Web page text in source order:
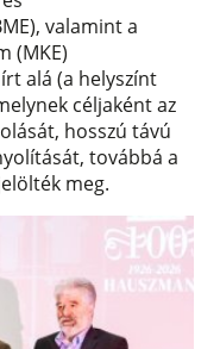
valamint a
(MKE)
alá (a helyszínt
céljaként az
hosszú távú
továbbá a
meg.